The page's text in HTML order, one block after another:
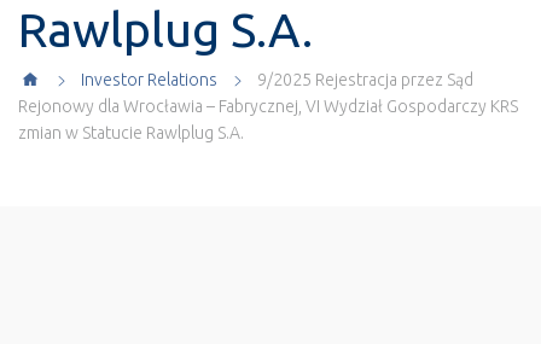
Rawlplug S.A.
Investor Relations
9/2025 Rejestracja przez Sąd
Rejonowy dla Wrocławia – Fabrycznej, VI Wydział Gospodarczy KRS
zmian w Statucie Rawlplug S.A.